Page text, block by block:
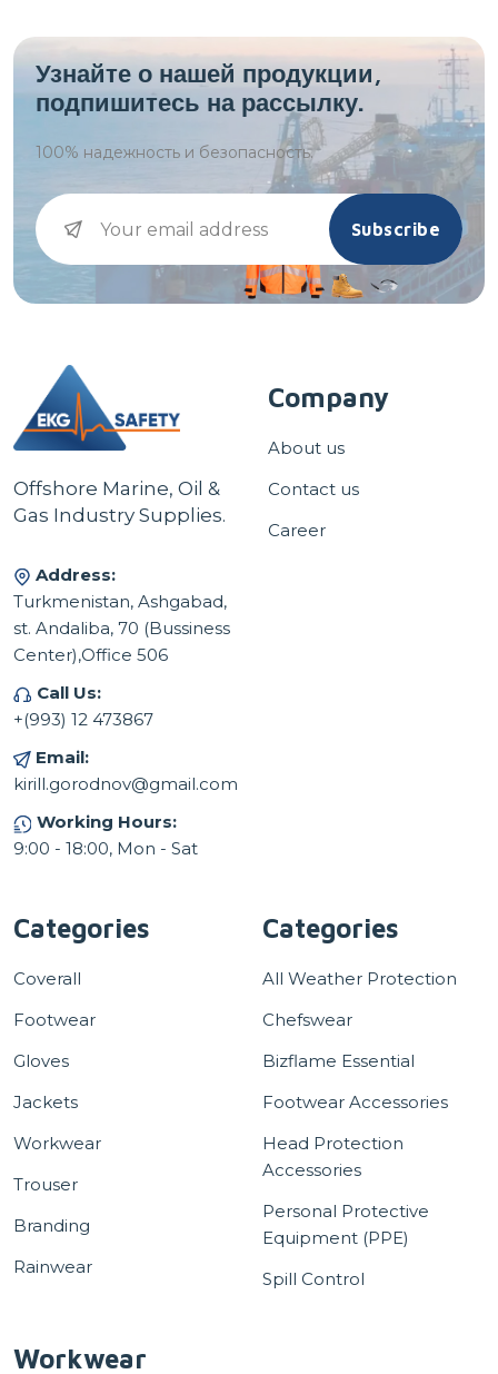
Узнайте о нашей продукции,
подпишитесь на рассылку.
100% надежность и безопасность.
Subscribe
Offshore Marine, Oil &
Gas Industry Supplies.
Address:
Turkmenistan, Ashgabad,
st. Andaliba, 70 (Bussiness
Center),Office 506
Call Us:
+(993) 12 473867
Email:
kirill.gorodnov@gmail.com
Working Hours:
9:00 - 18:00, Mon - Sat
Company
About us
Contact us
Career
Categories
Coverall
Footwear
Gloves
Jackets
Workwear
Trouser
Branding
Rainwear
Categories
All Weather Protection
Chefswear
Bizflame Essential
Footwear Accessories
Head Protection
Accessories
Personal Protective
Equipment (PPE)
Spill Control
Workwear